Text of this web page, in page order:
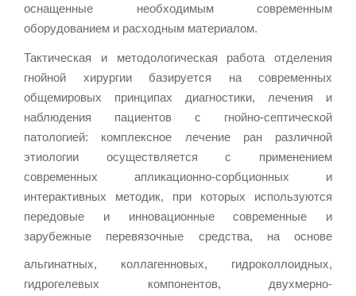
оснащенные необходимым современным
оборудованием и расходным материалом.
Тактическая и методологическая работа отделения
гнойной хирургии базируется на современных
общемировых принципах диагностики, лечения и
наблюдения пациентов с гнойно-септической
патологией: комплексное лечение ран различной
этиологии осуществляется с применением
современных апликационно-сорбционных и
интерактивных методик, при которых используются
передовые и инновационные современные и
зарубежные перевязочные средства, на основе
альгинатных, коллагенновых, гидроколлоидных,
гидрогелевых компонентов, двухмерно-